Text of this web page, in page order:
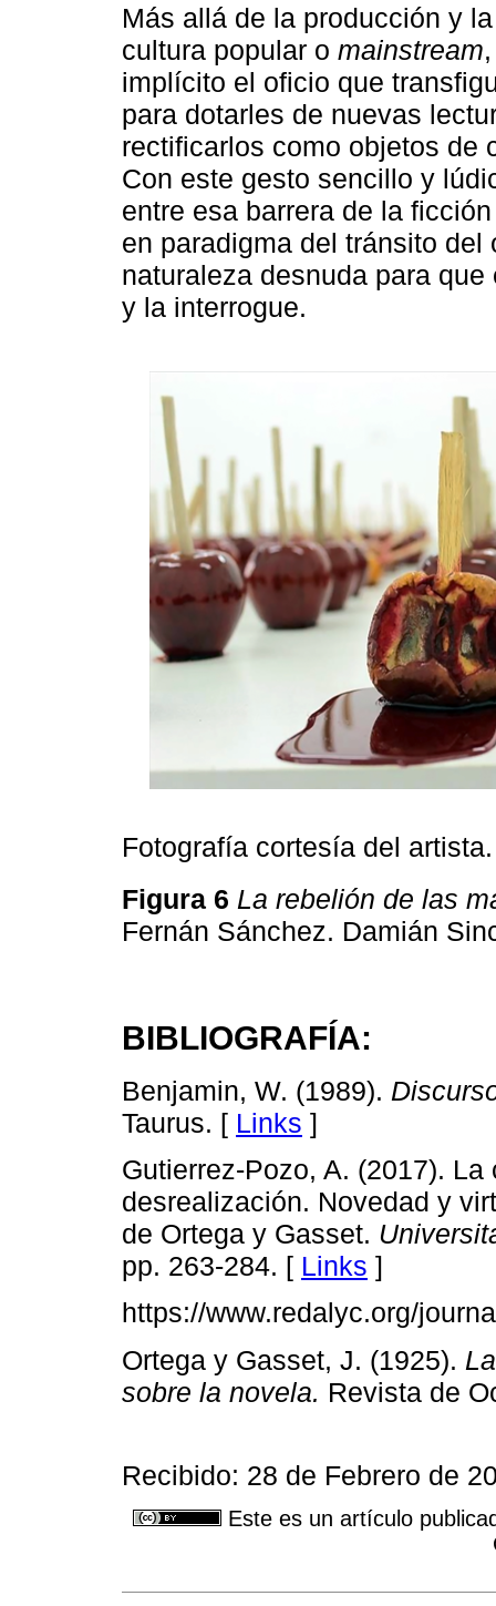
Más allá de la producción y
cultura popular o mainstream
implícito el oficio que
para dotarles de nuevas
rectificarlos como objetos de
Con este gesto sencillo y
entre esa barrera de la
en paradigma del tránsito
naturaleza desnuda para
y la interrogue.
Fotografía cortesía del artista.
Figura 6 La rebelión de las
Fernán Sánchez. Damián
BIBLIOGRAFÍA:
Benjamin, W. (1989).
Taurus. [ Links ]
Gutierrez-Pozo, A. (2017).
desrealización. Novedad y
de Ortega y Gasset.
pp. 263-284. [ Links ]
https://www.redalyc.org/
Ortega y Gasset, J. (1925).
sobre la novela. Revista de
Recibido: 28 de Febrero de
Este es un artículo